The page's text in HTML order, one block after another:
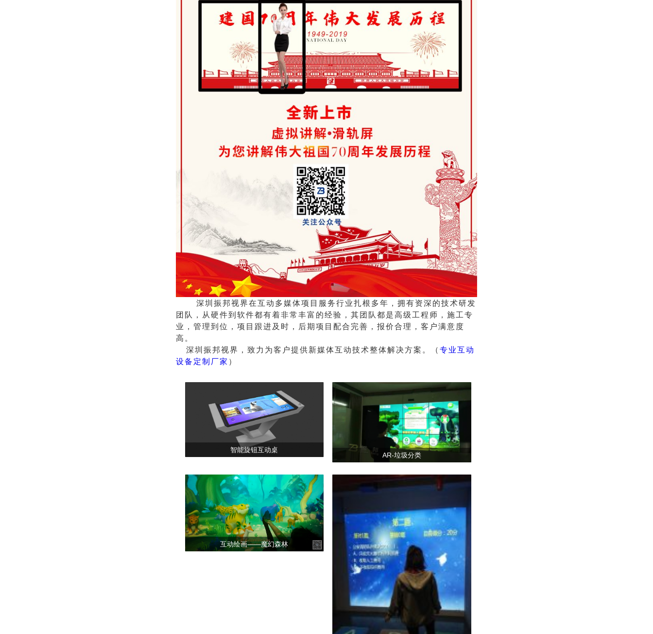
深圳振邦视界在互动多媒体项目服务行业扎根多年，拥有资深的技术研发
团队，从硬件到软件都有着非常丰富的经验，其团队都是高级工程师，施工专
业，管理到位，项目跟进及时，后期项目配合完善，报价合理，客户满意度
高。
深圳振邦视界，致力为客户提供新媒体互动技术整体解决方案。（ 专业互动
设备定制厂家 ）
智能旋钮互动桌
AR-垃圾分类
互动绘画——魔幻森林